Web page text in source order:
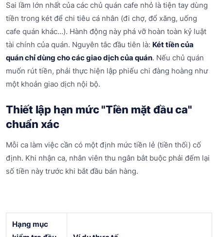
Sai lầm lớn nhất của các chủ quán cafe nhỏ là tiện tay dùng
tiền trong két để chi tiêu cá nhân (đi chợ, đổ xăng, uống
cafe quán khác...). Hành động này phá vỡ hoàn toàn kỷ luật
tài chính của quán. Nguyên tắc đầu tiên là: Két tiền của
quán chỉ dùng cho các giao dịch của quán. Nếu chủ quán
muốn rút tiền, phải thực hiện lập phiếu chi đàng hoàng như
một khoản giao dịch nội bộ.
Thiết lập hạn mức "Tiền mặt đầu ca"
chuẩn xác
Mỗi ca làm việc cần có một định mức tiền lẻ (tiền thối) cố
định. Khi nhận ca, nhân viên thu ngân bắt buộc phải đếm lại
số tiền này trước khi bắt đầu bán hàng.
Hạng mục